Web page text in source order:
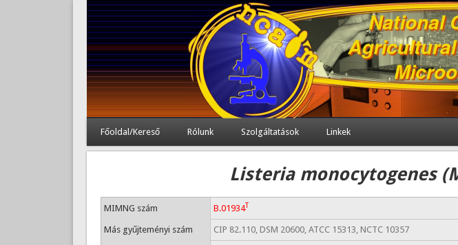
Főoldal/Kereső Rólunk Szolgáltatások Linkek
Listeria monocytogenes
MIMNG szám B.01934T
Más gyűjteményi szám CIP 82.110, DSM 20600, ATCC 15313, NCTC 10357